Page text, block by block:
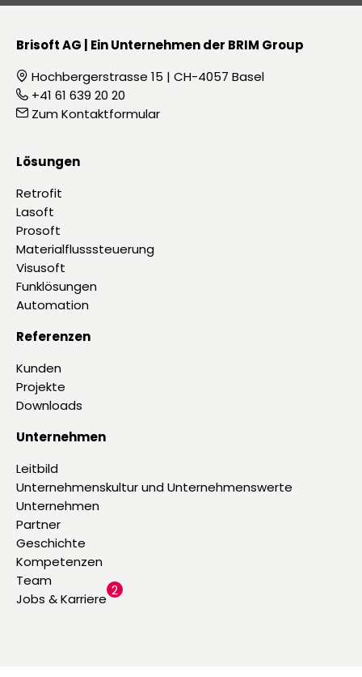
Brisoft AG | Ein Unternehmen der BRIM Group
 Hochbergerstrasse 15 | CH-4057 Basel
 +41 61 639 20 20
 Zum Kontaktformular
Lösungen
Retrofit
Lasoft
Prosoft
Materialflusssteuerung
Visusoft
Funklösungen
Automation
Unternehmen
Leitbild
Unternehmenskultur und Unternehmenswerte
Unternehmen
Partner
Geschichte
Kompetenzen
Team
Jobs & Karriere
2
Referenzen
Kunden
Projekte
Downloads